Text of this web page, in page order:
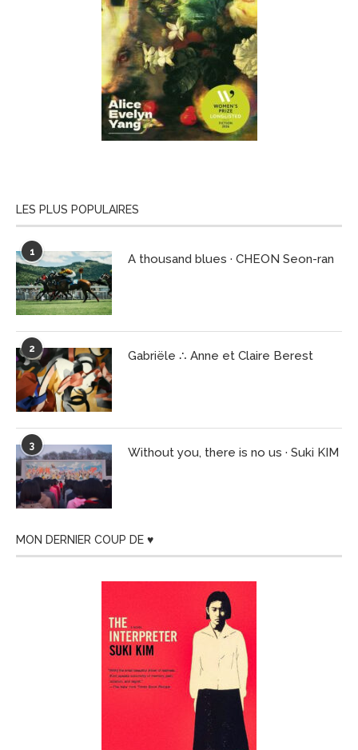
LES PLUS POPULAIRES
1 A thousand blues · CHEON Seon-ran
2 Gabriële ∴ Anne et Claire Berest
3 Without you, there is no us · Suki KIM
MON DERNIER COUP DE ♥